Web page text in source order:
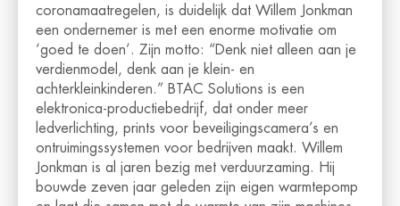
coronamaatregelen, is duidelijk dat Willem Jonkman
een ondernemer is met een enorme motivatie om
‘goed te doen’. Zijn motto: “Denk niet alleen aan je
verdienmodel, denk aan je klein- en
achterkleinkinderen.” BTAC Solutions is een
elektronica-productiebedrijf, dat onder meer
ledverlichting, prints voor beveiligingscamera’s en
ontruimingssystemen voor bedrijven maakt. Willem
Jonkman is al jaren bezig met verduurzaming. Hij
bouwde zeven jaar geleden zijn eigen warmtepomp